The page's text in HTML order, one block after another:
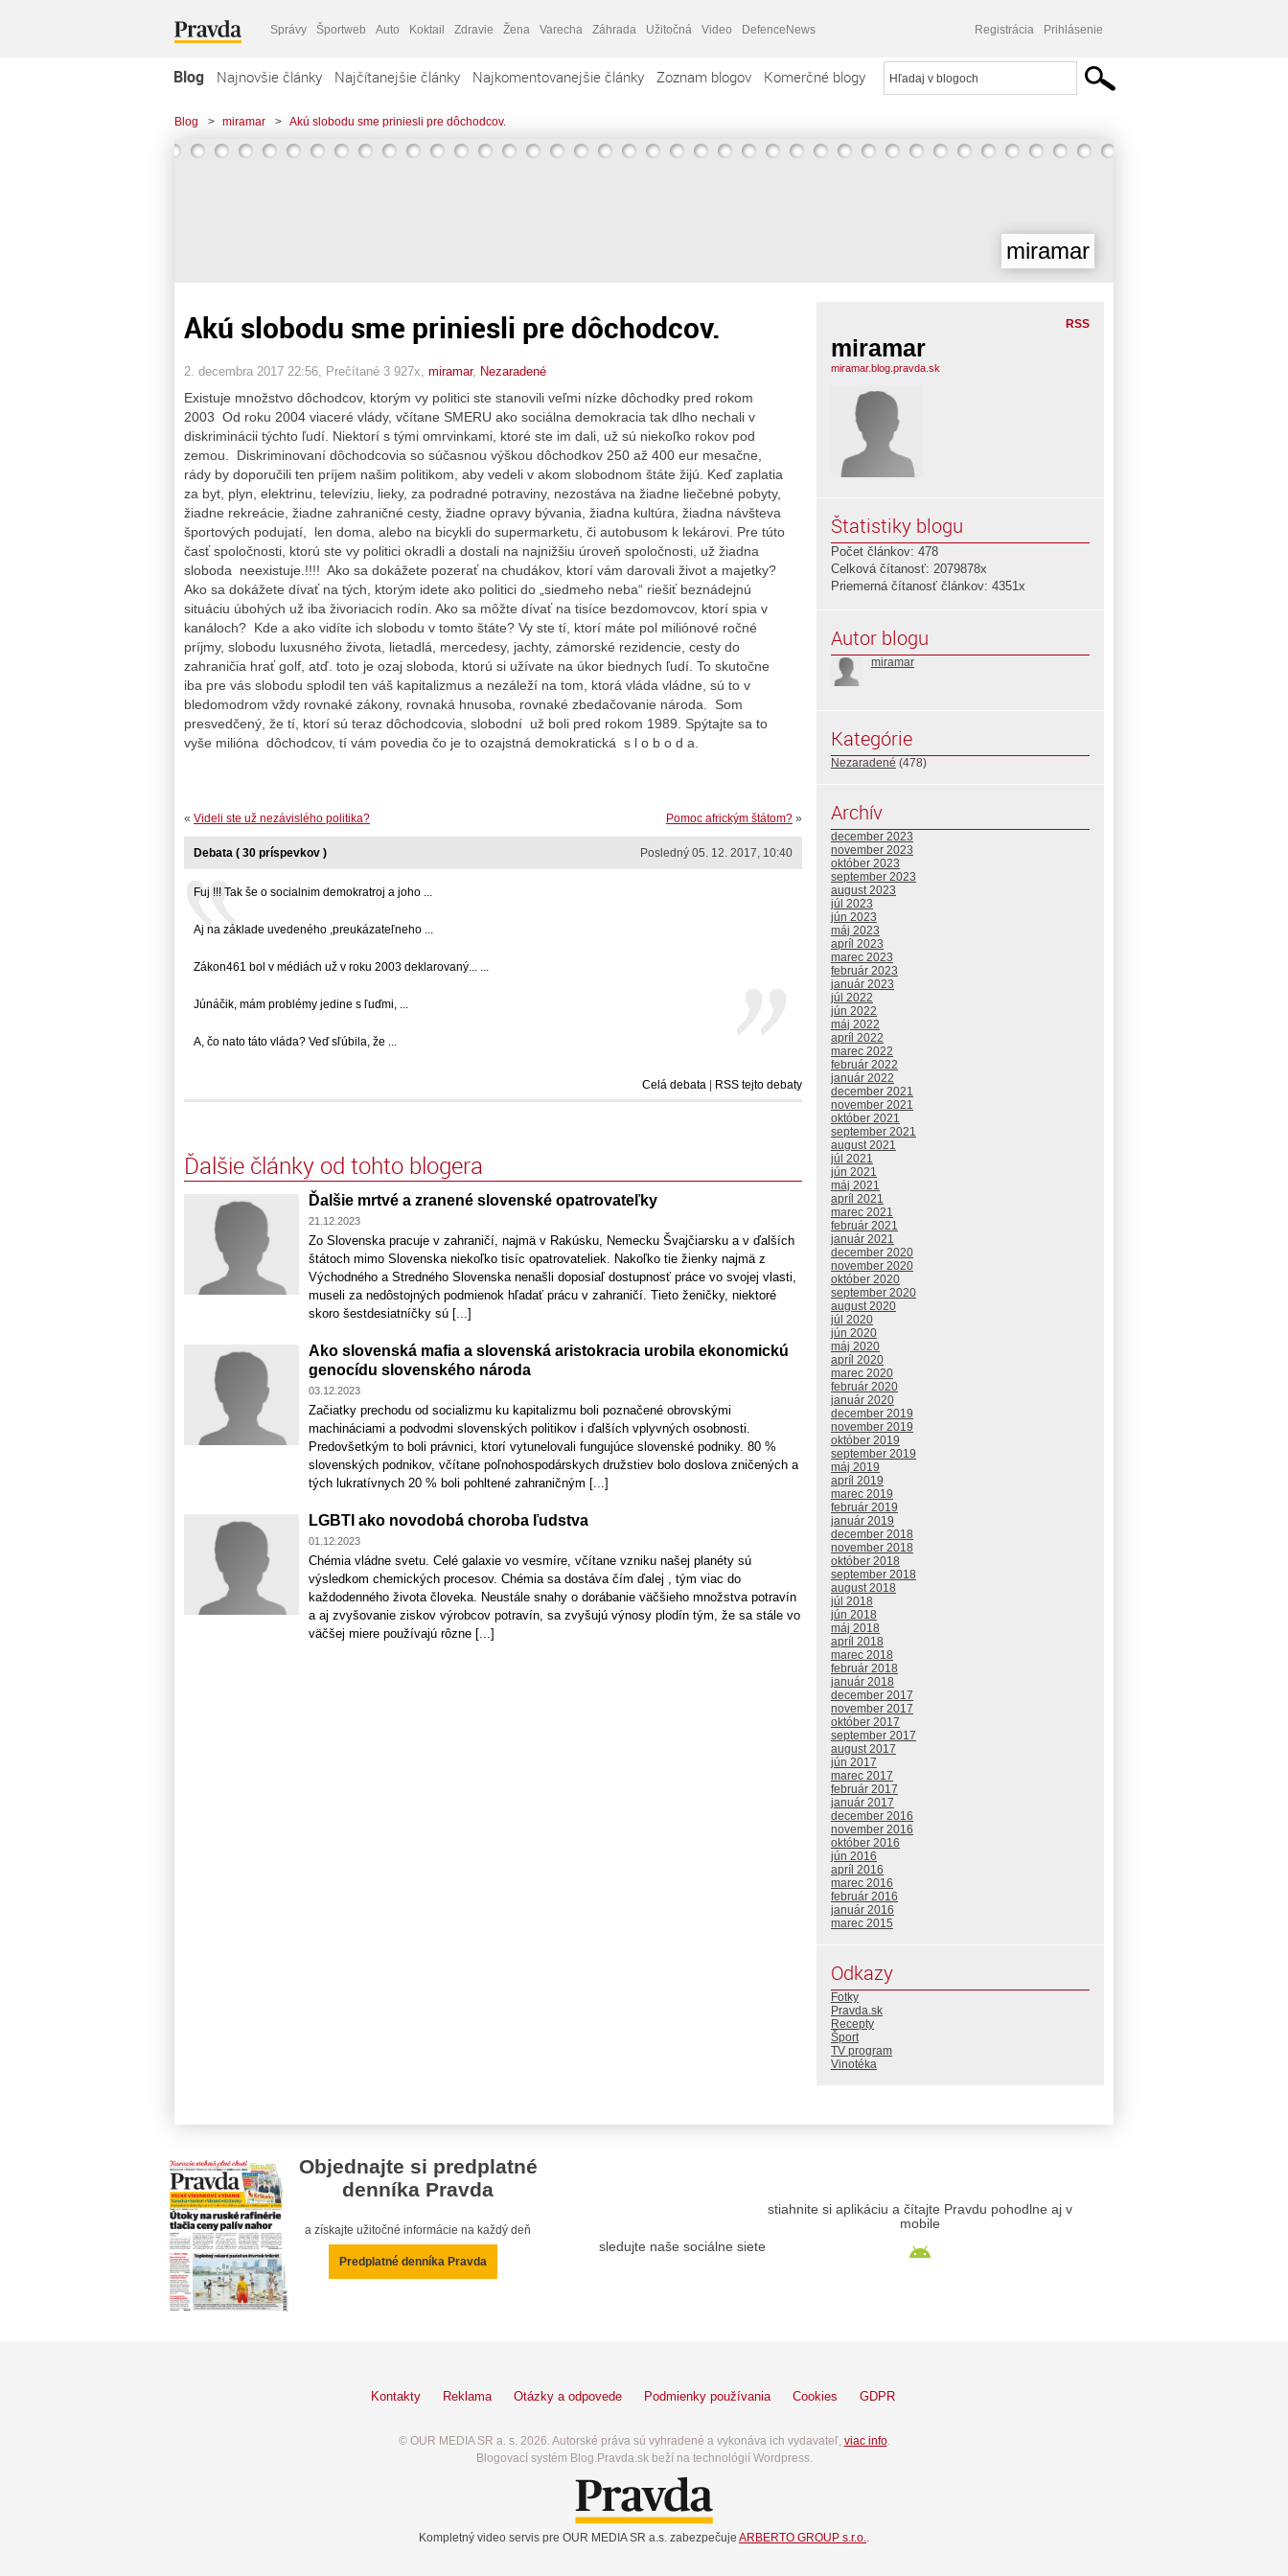
Správy Športweb Auto Koktail Zdravie Žena Varecha Záhrada Užitočná Video DefenceNews Registrácia Prihlásenie
Blog Najnovšie články Najčítanejšie články Najkomentovanejšie články Zoznam blogov Komerčné blogy
Blog > miramar > Akú slobodu sme priniesli pre dôchodcov.
miramar
Akú slobodu sme priniesli pre dôchodcov.
2. decembra 2017 22:56 , Prečítané 3 927x, miramar, Nezaradené
Existuje množstvo dôchodcov, ktorým vy politici ste stanovili veľmi nízke dôchodky pred rokom
2003 Od roku 2004 viaceré vlády, včítane SMERU ako sociálna demokracia tak dlho nechali v
diskriminácii týchto ľudí. Niektorí s tými omrvinkami, ktoré ste im dali, už sú niekoľko rokov pod
zemou. Diskriminovaní dôchodcovia so súčasnou výškou dôchodkov 250 až 400 eur mesačne,
rády by doporučili ten príjem našim politikom, aby vedeli v akom slobodnom štáte žijú. Keď zaplatia
za byt, plyn, elektrinu, televíziu, lieky, za podradné potraviny, nezostáva na žiadne liečebné pobyty,
žiadne rekreácie, žiadne zahraničné cesty, žiadne opravy bývania, žiadna kultúra, žiadna návšteva
športových podujatí, len doma, alebo na bicykli do supermarketu, či autobusom k lekárovi. Pre túto
časť spoločnosti, ktorú ste vy politici okradli a dostali na najnižšiu úroveň spoločnosti, už žiadna
sloboda neexistuje.!!!! Ako sa dokážete pozerať na chudákov, ktorí vám darovali život a majetky?
Ako sa dokážete dívať na tých, ktorým idete ako politici do „siedmeho neba“ riešiť beznádejnú
situáciu úbohých už iba živoriacich rodín. Ako sa môžte dívať na tisíce bezdomovcov, ktorí spia v
kanáloch? Kde a ako vidíte ich slobodu v tomto štáte? Vy ste tí, ktorí máte pol miliónové ročné
príjmy, slobodu luxusného života, lietadlá, mercedesy, jachty, zámorské rezidencie, cesty do
zahraničia hrať golf, atď. toto je ozaj sloboda, ktorú si užívate na úkor biednych ľudí. To skutočne
iba pre vás slobodu splodil ten váš kapitalizmus a nezáleží na tom, ktorá vláda vládne, sú to v
bledomodrom vždy rovnaké zákony, rovnaká hnusoba, rovnaké zbedačovanie národa. Som
presvedčený, že tí, ktorí sú teraz dôchodcovia, slobodní už boli pred rokom 1989. Spýtajte sa to
vyše milióna dôchodcov, tí vám povedia čo je to ozajstná demokratická s l o b o d a.
Pomoc africkým štátom? »
« Videli ste už nezávislého politika?
Posledný 05. 12. 2017, 10:40
Debata ( 30 príspevkov )
Fuj !!! Tak še o socialnim demokratroj a joho ...
Aj na základe uvedeného ,preukázateľneho ...
Zákon461 bol v médiách už v roku 2003 deklarovaný... ...
Júnáčik, mám problémy jedine s ľuďmi, ...
A, čo nato táto vláda? Veď sľúbila, že ...
Celá debata | RSS tejto debaty
Ďalšie články od tohto blogera
Ďalšie mrtvé a zranené slovenské opatrovateľky
21.12.2023
Zo Slovenska pracuje v zahraničí, najmä v Rakúsku, Nemecku Švajčiarsku a v ďalších
štátoch mimo Slovenska niekoľko tisíc opatrovateliek. Nakoľko tie žienky najmä z
Východného a Stredného Slovenska nenašli doposiaľ dostupnosť práce vo svojej vlasti,
museli za nedôstojných podmienok hľadať prácu v zahraničí. Tieto ženičky, niektoré
skoro šestdesiatníčky sú [...]
Ako slovenská mafia a slovenská aristokracia urobila ekonomickú
genocídu slovenského národa
03.12.2023
Začiatky prechodu od socializmu ku kapitalizmu boli poznačené obrovskými
machináciami a podvodmi slovenských politikov i ďalších vplyvných osobnosti.
Predovšetkým to boli právnici, ktorí vytunelovali fungujúce slovenské podniky. 80 %
slovenských podnikov, včítane poľnohospodárskych družstiev bolo doslova zničených a
tých lukratívnych 20 % boli pohltené zahraničným [...]
LGBTI ako novodobá choroba ľudstva
01.12.2023
Chémia vládne svetu. Celé galaxie vo vesmíre, včítane vzniku našej planéty sú
výsledkom chemických procesov. Chémia sa dostáva čím ďalej , tým viac do
každodenného života človeka. Neustále snahy o dorábanie väčšieho množstva potravín
a aj zvyšovanie ziskov výrobcov potravín, sa zvyšujú výnosy plodín tým, že sa stále vo
väčšej miere používajú rôzne [...]
RSS
miramar
miramar.blog.pravda.sk
Štatistiky blogu
Počet článkov: 478
Celková čítanosť: 2079878x
Priemerná čítanosť článkov: 4351x
Autor blogu
miramar
Kategórie
Nezaradené (478)
Archív
december 2023
november 2023
október 2023
september 2023
august 2023
júl 2023
jún 2023
máj 2023
apríl 2023
marec 2023
február 2023
január 2023
júl 2022
jún 2022
máj 2022
apríl 2022
marec 2022
február 2022
január 2022
december 2021
november 2021
október 2021
september 2021
august 2021
júl 2021
jún 2021
máj 2021
apríl 2021
marec 2021
február 2021
január 2021
december 2020
november 2020
október 2020
september 2020
august 2020
júl 2020
jún 2020
máj 2020
apríl 2020
marec 2020
február 2020
január 2020
december 2019
november 2019
október 2019
september 2019
máj 2019
apríl 2019
marec 2019
február 2019
január 2019
december 2018
november 2018
október 2018
september 2018
august 2018
júl 2018
jún 2018
máj 2018
apríl 2018
marec 2018
február 2018
január 2018
december 2017
november 2017
október 2017
september 2017
august 2017
jún 2017
marec 2017
február 2017
január 2017
december 2016
november 2016
október 2016
jún 2016
apríl 2016
marec 2016
február 2016
január 2016
marec 2015
Odkazy
Fotky
Pravda.sk
Recepty
Šport
TV program
Vinotéka
Objednajte si predplatné
denníka Pravda
a získajte užitočné informácie na každý deň
Predplatné denníka Pravda
sledujte naše sociálne siete
stiahnite si aplikáciu a čítajte Pravdu pohodlne aj v
mobile
Kontakty Reklama Otázky a odpovede Podmienky používania Cookies GDPR
© OUR MEDIA SR a. s. 2026. Autorské práva sú vyhradené a vykonáva ich vydavateľ, viac info.
Blogovací systém Blog.Pravda.sk beží na technológií Wordpress.
Kompletný video servis pre OUR MEDIA SR a.s. zabezpečuje ARBERTO GROUP s.r.o..